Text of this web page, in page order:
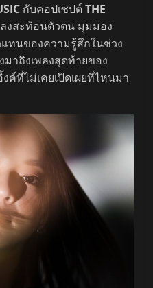
กับคอปเซปต์THE
งสะท้อนตัวตน มุมมอง
ทนของความรู้สึกในช่วง
มาถึงเพลงสุดท้ายของ
ค์ที่ไม่เคยเปิดเผยที่ไหนมา